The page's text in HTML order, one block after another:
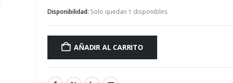
Disponibilidad: Solo quedan 1 disponibles
AÑADIR AL CARRITO